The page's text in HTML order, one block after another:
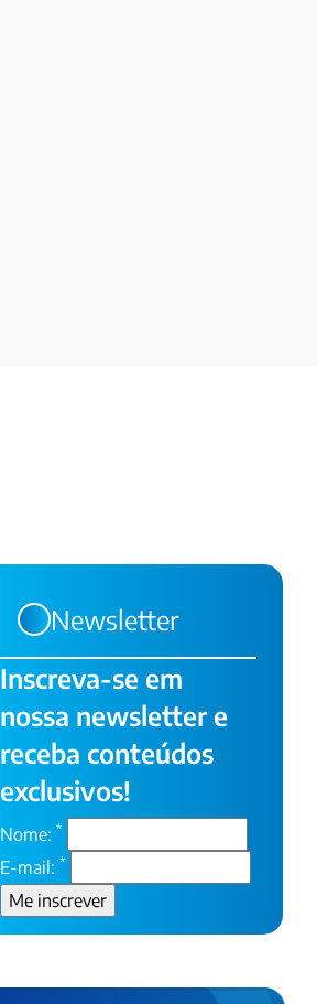
Newsletter
Inscreva-se em
nossa newsletter e
receba conteúdos
exclusivos!
Nome: *
E-mail: *